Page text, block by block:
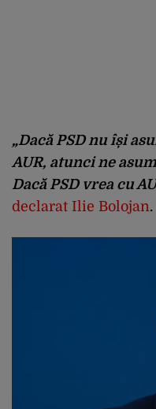
„Dacă PSD nu își
AUR, atunci ne
Dacă PSD vrea cu
declarat Ilie Bolojan.